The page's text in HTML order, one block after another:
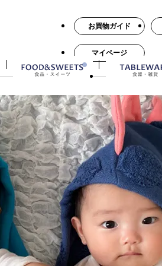
お買物ガイド
マイページ